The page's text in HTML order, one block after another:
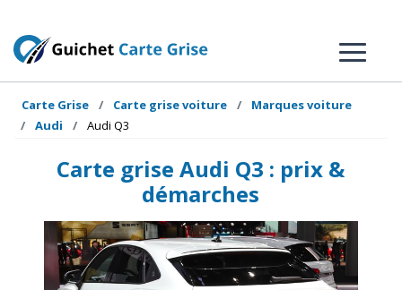
Carte Grise Carte grise voiture
Marques voiture
Audi
Audi Q3
Carte grise Audi Q3 : prix &
démarches